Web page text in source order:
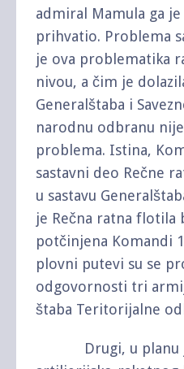
admiral Mamula ga
prihvatio. Problema
je ova problematika
nivou, a čim je
Generalštaba i
narodnu odbranu
problema. Istina,
sastavni deo Rečne
u sastavu
je Rečna ratna flotila
potčinjena Komandi
plovni putevi su se
odgovornosti tri
štaba Teritorijalne
Drugi, u planu je